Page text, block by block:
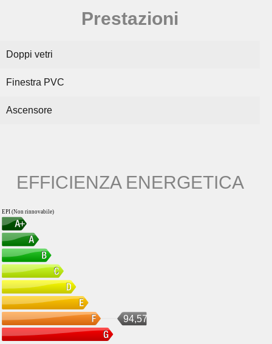
Prestazioni
Doppi vetri
Finestra PVC
Ascensore
EFFICIENZA ENERGETICA
EPI (Non rinnovabile)
94,57